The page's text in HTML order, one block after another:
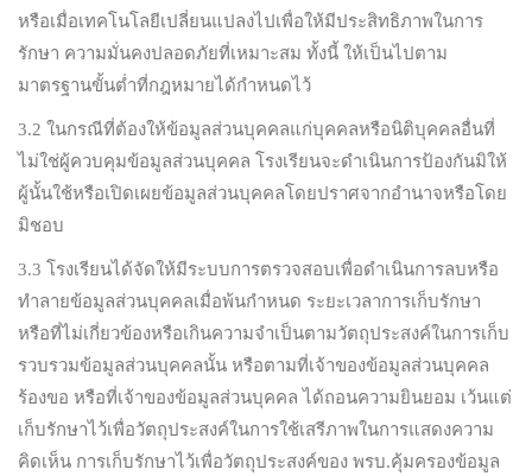
หรือเมื่อเทคโนโลยีเปลี่ยนแปลงไปเพื่อให้มีประสิทธิภาพในการ
รักษา ความมั่นคงปลอดภัยที่เหมาะสม ทั้งนี้ ให้เป็นไปตาม
มาตรฐานขั้นต่ำที่กฎหมายได้กำหนดไว้
3.2 ในกรณีที่ต้องให้ข้อมูลส่วนบุคคลแก่บุคคลหรือนิติบุคคลอื่นที่
ไม่ใช่ผู้ควบคุมข้อมูลส่วนบุคคล โรงเรียนจะดำเนินการป้องกันมิให้
ผู้นั้นใช้หรือเปิดเผยข้อมูลส่วนบุคคลโดยปราศจากอำนาจหรือโดย
มิชอบ
3.3 โรงเรียนได้จัดให้มีระบบการตรวจสอบเพื่อดำเนินการลบหรือ
ทำลายข้อมูลส่วนบุคคลเมื่อพ้นกำหนด ระยะเวลาการเก็บรักษา
หรือที่ไม่เกี่ยวข้องหรือเกินความจำเป็นตามวัตถุประสงค์ในการเก็บ
รวบรวมข้อมูลส่วนบุคคลนั้น หรือตามที่เจ้าของข้อมูลส่วนบุคคล
ร้องขอ หรือที่เจ้าของข้อมูลส่วนบุคคล ได้ถอนความยินยอม เว้นแต่
เก็บรักษาไว้เพื่อวัตถุประสงค์ในการใช้เสรีภาพในการแสดงความ
คิดเห็น การเก็บรักษาไว้เพื่อวัตถุประสงค์ของ พรบ.คุ้มครองข้อมูล